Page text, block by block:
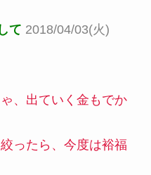
て 2018/04/03(火)
、出ていく金もでか
ったら、今度は裕福